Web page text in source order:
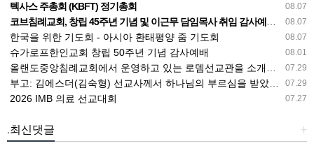
08.07
텍사스 주총회 (KBFT) 정기총회
08.07
코브침례교회, 창립 45주년 기념 및 이근무 담임목사 취임 감사예배 드려
08.07
한국을 위한 기도회 - 아시아 환태평양 줌 기도회
08.01
슈가로프한인교회 창립 50주년 기념 감사예배
07.29
올랜도중앙침례교회에서 운영하고 있는 로뎀선교관을 소개해 드립니다
07.29
부고: 김에스더(김숙형) 선교사께서 하나님의 부르심을 받았습니다.
07.27
2026 IMB 의료 선교대회
+
.최신댓글